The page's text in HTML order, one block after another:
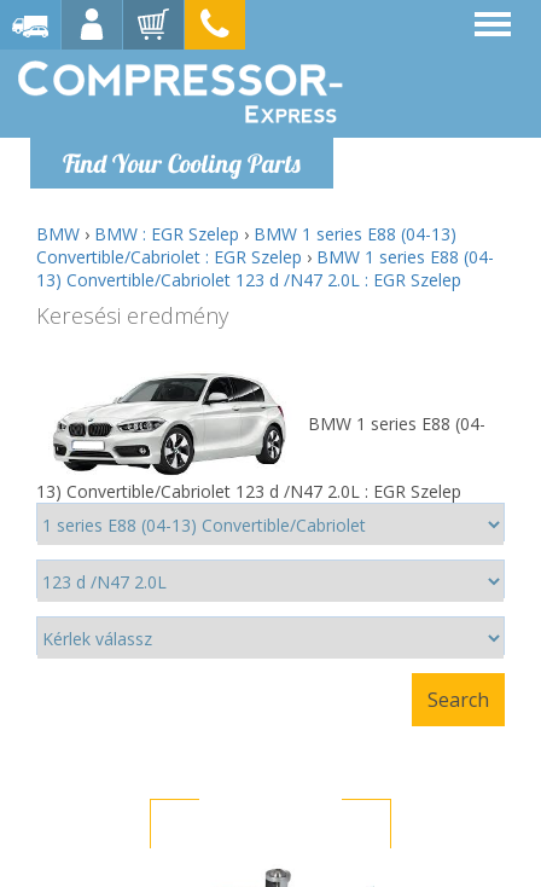
Find Your Cooling Parts
BMW › BMW : EGR Szelep › BMW 1 series E88 (04-13)
Convertible/Cabriolet : EGR Szelep › BMW 1 series E88 (04-
13) Convertible/Cabriolet 123 d /N47 2.0L : EGR Szelep
Keresési eredmény
BMW 1 series E88 (04-
13) Convertible/Cabriolet 123 d /N47 2.0L : EGR Szelep